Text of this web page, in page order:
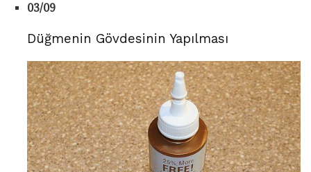
03/09
Düğmenin Gövdesinin Yapılması